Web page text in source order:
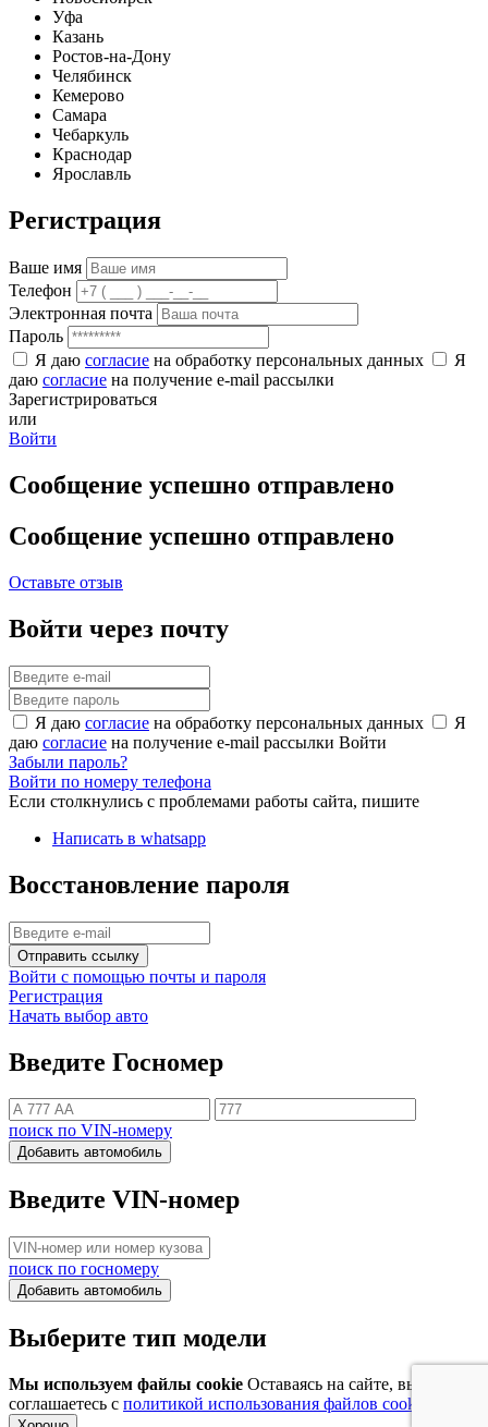
Уфа
Казань
Ростов-на-Дону
Челябинск
Кемерово
Самара
Чебаркуль
Краснодар
Ярославль
Регистрация
Ваше имя
Телефон
Электронная почта
Пароль
Я даю согласие на обработку персональных данных
Я
даю согласие на получение e-mail рассылки
Зарегистрироваться
или
Войти
Сообщение успешно отправлено
Сообщение успешно отправлено
Оставьте отзыв
Войти через почту
Я даю согласие на обработку персональных данных
Я
даю согласие на получение e-mail рассылки Войти
Забыли пароль?
Войти по номеру телефона
Если столкнулись с проблемами работы сайта, пишите
Написать в whatsapp
Восстановление пароля
Отправить ссылку
Войти с помощью почты и пароля
Регистрация
Начать выбор авто
Введите Госномер
поиск по VIN-номеру
Добавить автомобиль
Введите VIN-номер
поиск по госномеру
Добавить автомобиль
Выберите тип модели
Мы используем файлы cookie Оставаясь на сайте, вы
соглашаетесь с политикой использования файлов cookie